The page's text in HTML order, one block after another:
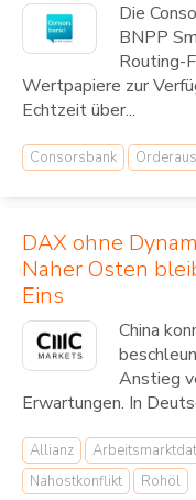
Die
BNPP
Routing-
Wertpapiere zur
Echtzeit über...
Consorsbank
DAX ohne
Naher Osten
Eins
China
Anstieg
Erwartungen. In
Allianz
Nahostkonflikt
Rohöl